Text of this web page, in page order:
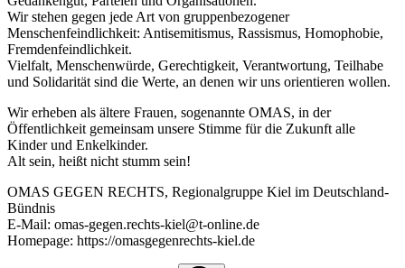
Wir stehen gegen jede Art von gruppenbezogener
Menschenfeindlichkeit: Antisemitismus, Rassismus, Homophobie,
Fremdenfeindlichkeit.
Vielfalt, Menschenwürde, Gerechtigkeit, Verantwortung, Teilhabe
und Solidarität sind die Werte, an denen wir uns orientieren wollen.
Wir erheben als ältere Frauen, sogenannte OMAS, in der
Öffentlichkeit gemeinsam unsere Stimme für die Zukunft alle
Kinder und Enkelkinder.
Alt sein, heißt nicht stumm sein!
OMAS GEGEN RECHTS, Regionalgruppe Kiel im Deutschland-
Bündnis
E-Mail: omas-gegen.rechts-kiel@t-online.de
Homepage: https://omasgegenrechts-kiel.de